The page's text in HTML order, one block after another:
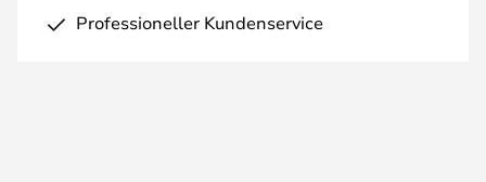
Professioneller Kundenservice